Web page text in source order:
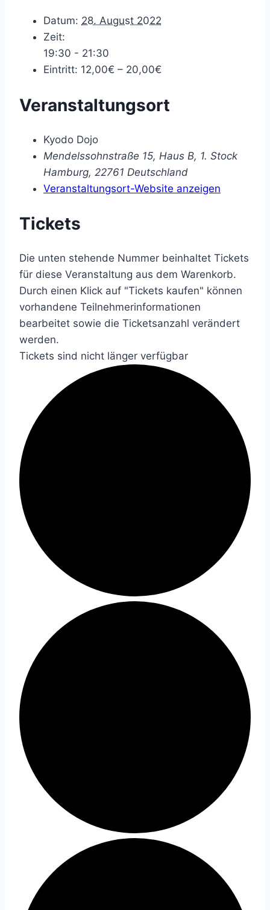
Datum: 28. August 2022
Zeit:
19:30 - 21:30
Eintritt: 12,00€ – 20,00€
Veranstaltungsort
Kyodo Dojo
Mendelssohnstraße 15, Haus B, 1. Stock
Hamburg, 22761 Deutschland
Veranstaltungsort-Website anzeigen
Tickets
Die unten stehende Nummer beinhaltet Tickets
für diese Veranstaltung aus dem Warenkorb.
Durch einen Klick auf "Tickets kaufen" können
vorhandene Teilnehmerinformationen
bearbeitet sowie die Ticketsanzahl verändert
werden.
Tickets sind nicht länger verfügbar